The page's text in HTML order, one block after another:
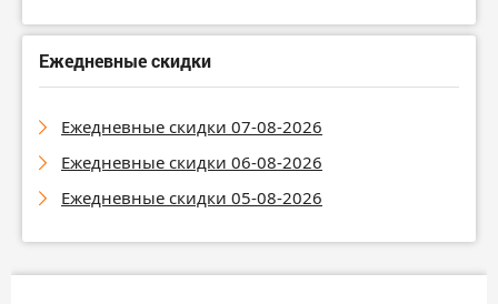
Ежедневные скидки
Ежедневные скидки 07-08-2026
Ежедневные скидки 06-08-2026
Ежедневные скидки 05-08-2026